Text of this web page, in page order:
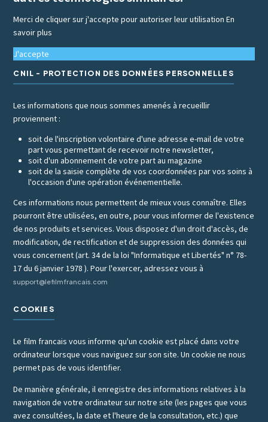
Merci de cliquer sur j'accepte pour autoriser leur utilisationEn
savoir plus
J'accepte
CNIL - PROTECTION DES DONNÉES PERSONNELLES
Les informations que nous sommes amenés à recueillir
proviennent :
soit de l'inscription volontaire d'une adresse e-mail de votre
part vous permettant de recevoir notre newsletter,
soit d'un abonnement de votre part au magazine
soit de la saisie complète de vos coordonnées par vos soins à
l'occasion d'une opération événementielle.
Ces informations nous permettent de mieux vous connaître. Elles
pourront être utilisées, en outre, pour vous informer de l'existence
de nos produits et services. Vous disposez d'un droit d'accès, de
modification, de rectification et de suppression des données qui
vous concernent (art. 34 de la loi "Informatique et Libertés" n° 78-
17 du 6 janvier 1978 ). Pour l'exercer, adressez vous à
support@lefilmfrancais.com
COOKIES
Le film francais vous informe qu'un cookie est placé dans votre
ordinateur lorsque vous naviguez sur son site. Un cookie ne nous
permet pas de vous identifier.
De manière générale, il enregistre des informations relatives à la
navigation de votre ordinateur sur notre site (les pages que vous
avez consultées, la date et l'heure de la consultation, etc.) que